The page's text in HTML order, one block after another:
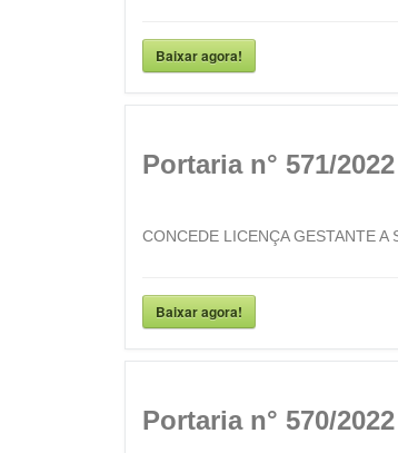
Baixar agora!
Portaria n° 571/2022
CONCEDE LICENÇA GESTANTE A
Baixar agora!
Portaria n° 570/2022